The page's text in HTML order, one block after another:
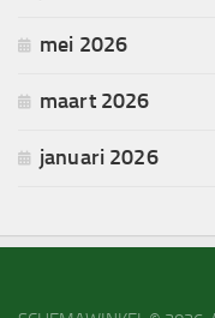
mei 2026
maart 2026
januari 2026